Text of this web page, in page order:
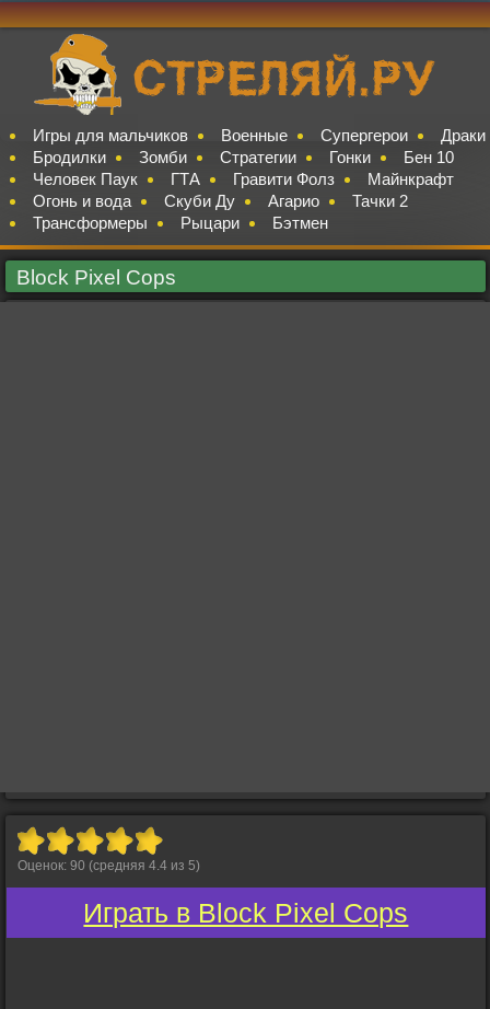
Игры для мальчиков Военные Супергерои
Драки
Бродилки
Зомби Стратегии Гонки
Бен 10
Человек Паук
ГТА Гравити Фолз
Майнкрафт
Огонь и вода
Скуби Ду Агарио
Тачки 2
Трансформеры
Рыцари Бэтмен
Block Pixel Cops
Оценок: 90 (средняя 4.4 из 5)
Играть в Block Pixel Cops